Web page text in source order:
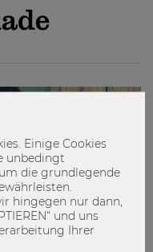
Einige Cookies
unbedingt
die grundlegende
hingegen nur dann,
und uns
Ihrer